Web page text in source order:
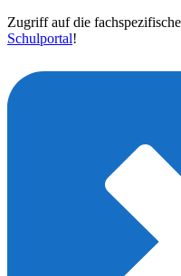
Zugriff auf die
Schulportal!